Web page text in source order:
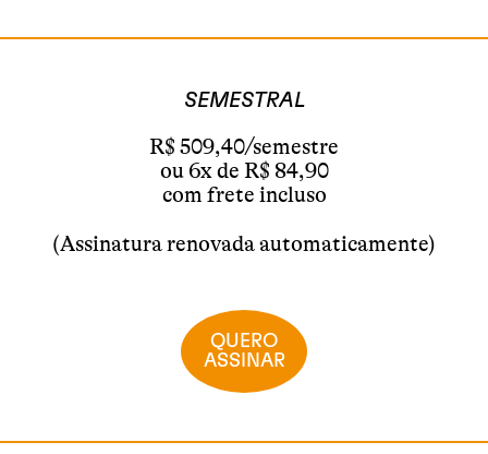
SEMESTRAL
R$ 509,40/semestre
ou 6x de R$ 84,90
com frete incluso
(Assinatura renovada automaticamente)
QUERO
ASSINAR